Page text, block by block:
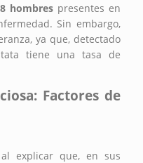
hombrespresentes en
Sin embargo,
ya que, detectado
tiene una tasa de
Factores de
explicar que, en sus